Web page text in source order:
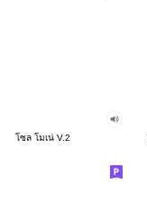
โซล โมเน่ V.2